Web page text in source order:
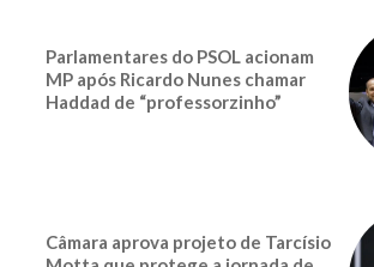
Parlamentares do PSOL acionam
MP após Ricardo Nunes chamar
Haddad de “professorzinho”
Câmara aprova projeto de Tarcísio